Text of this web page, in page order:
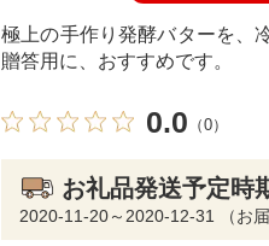
極上の手作り発酵バターを、
贈答用に、おすすめです。
0.0 （0）
お礼品発送予定時
2020-11-20～2020-12-31 （お届